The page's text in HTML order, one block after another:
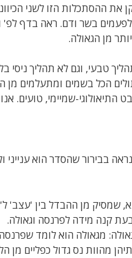
ההסתכלות הזו לשני
בשר ודם. ראה בדף לפ'
מן הגאולה.
טבעי, וגם לא תהליך ניסי
הכל בשמים ומתעלמים מן
שמיימי, טועים.
בבירור שהסדר הוא ענייני
שמסיק מן ההבדל בין 'עצב'
קנה מידה לפרנסה וגאולה.
מגאולה הוא לומד
מהוות נס גדול כפליים מן